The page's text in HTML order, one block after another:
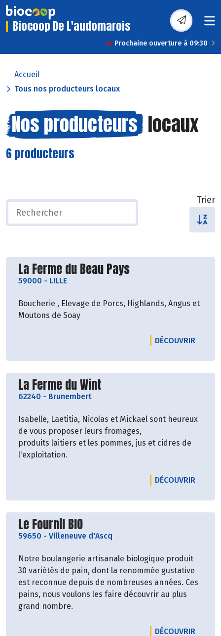
Biocoop De L'audomarois
Prochaine ouverture à 09:30
Accueil
Tous nos producteurs locaux
Nos producteurs locaux
6 producteurs
Trier
Découvrir le producteur
La Ferme du Beau Pays
59000 - LILLE
Boucherie , Elevage de Porcs, Highlands, Angus et
Moutons de Soay
DÉCOUVRIR
Découvrir le producteur
La Ferme du Wint
62240 - Brunembert
Isabelle, Laetitia, Nicolas et Mickael sont heureux
de vous proposer leurs fromages,
produits laitiers et les pommes, jus et cidres de
l'exploitation.
DÉCOUVRIR
Découvrir le producteur
Le Fournil BIO
59650 - Villeneuve d'Ascq
Notre boulangerie artisanale biologique produit
30 variétés de pain, dont la renommée gustative
est reconnue depuis de nombreuses années. Ces
pains, nous voulons les faire découvrir au plus
grand nombre.
DÉCOUVRIR